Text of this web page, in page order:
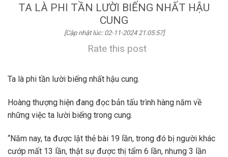
TA LÀ PHI TẦN LƯỜI BIẾNG NHẤT HẬU
CUNG
[Cập nhật lúc: 02-11-2024 21:05:57]
Rate this post
Ta là phi tần lười biếng nhất hậu cung.
Hoàng thượng hiện đang đọc bản tấu trình hàng năm về
những việc ta lười biếng trong cung.
“Năm nay, ta được lật thẻ bài 19 lần, trong đó bị người khác
cướp mất 13 lần, thật sự được thị tẩm 6 lần, nhưng 3 lần